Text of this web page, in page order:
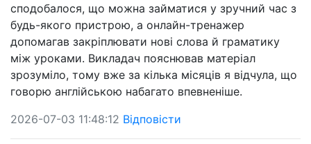
сподобалося, що можна займатися у зручний час з
будь-якого пристрою, а онлайн-тренажер
допомагав закріплювати нові слова й граматику
між уроками. Викладач пояснював матеріал
зрозуміло, тому вже за кілька місяців я відчула, що
говорю англійською набагато впевненіше.
2026-07-03 11:48:12 Відповісти